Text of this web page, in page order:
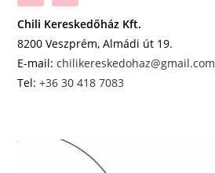
Chili Kereskedőház Kft.
8200 Veszprém, Almádi út 19.
E-mail:chilikereskedohaz@gmail.com
Tel:+36 30 418 7083